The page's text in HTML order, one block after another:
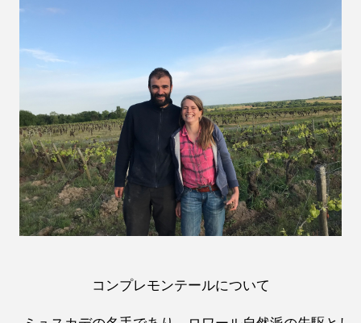
コンプレモンテールについて